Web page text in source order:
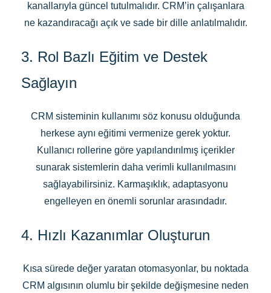
kanallarıyla güncel tutulmalıdır. CRM’in çalışanlara
ne kazandıracağı açık ve sade bir dille anlatılmalıdır.
3. Rol Bazlı Eğitim ve Destek
Sağlayın
CRM sisteminin kullanımı söz konusu olduğunda
herkese aynı eğitimi vermenize gerek yoktur.
Kullanıcı rollerine göre yapılandırılmış içerikler
sunarak sistemlerin daha verimli kullanılmasını
sağlayabilirsiniz. Karmaşıklık, adaptasyonu
engelleyen en önemli sorunlar arasındadır.
4. Hızlı Kazanımlar Oluşturun
Kısa sürede değer yaratan otomasyonlar, bu noktada
CRM algısının olumlu bir şekilde değişmesine neden